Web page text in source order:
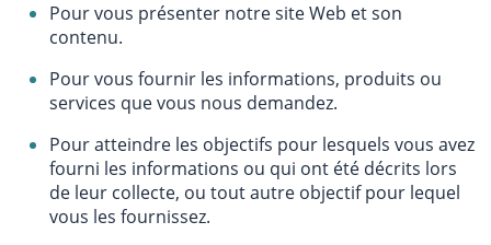
Pour vous présenter notre site Web et son
contenu.
Pour vous fournir les informations, produits ou
services que vous nous demandez.
Pour atteindre les objectifs pour lesquels vous avez
fourni les informations ou qui ont été décrits lors
de leur collecte, ou tout autre objectif pour lequel
vous les fournissez.